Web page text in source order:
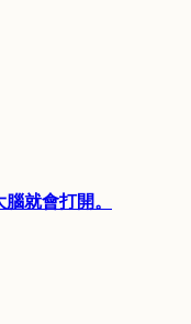
就會打開。